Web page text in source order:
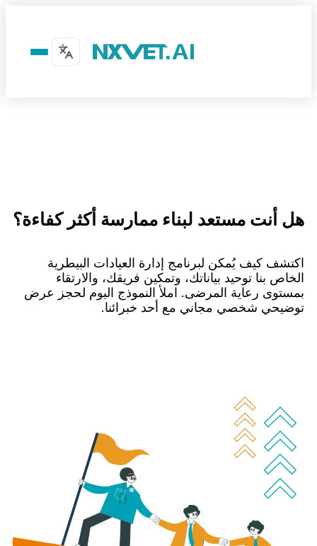
أنت مستعد لبناء ممارسة أكثر كفاءة؟
كيف يُمكن لبرنامج إدارة العيادات البيطرية
بنا توحيد بياناتك، وتمكين فريقك، والارتقاء
رعاية المرضى. املأ النموذج اليوم لحجز عرض
شخصي مجاني مع أحد خبرائنا.